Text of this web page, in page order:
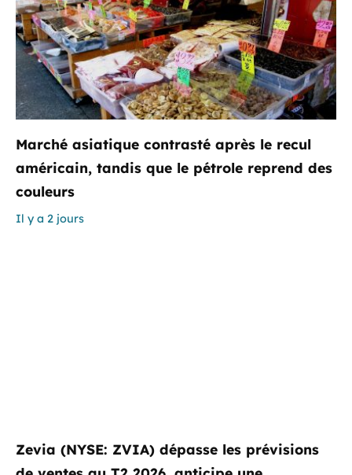
Marché asiatique contrasté après le recul
américain, tandis que le pétrole reprend des
couleurs
Il y a 2 jours
Zevia (NYSE: ZVIA) dépasse les prévisions